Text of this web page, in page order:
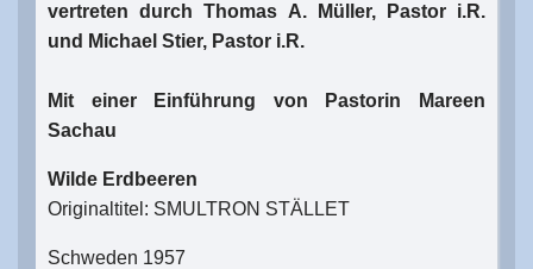
vertreten durch Thomas A. Müller, Pastor i.R.
und Michael Stier, Pastor i.R.
Mit einer Einführung von Pastorin Mareen
Sachau
Wilde Erdbeeren
Originaltitel: SMULTRON STÄLLET
Schweden 1957